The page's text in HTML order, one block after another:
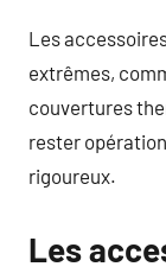
Les
extrêmes,
couvertures
rester
rigoureux.
Les